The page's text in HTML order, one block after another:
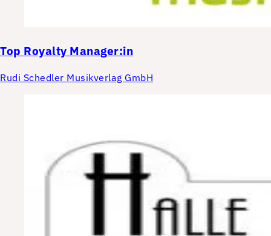
Top Royalty Manager:in
Rudi Schedler Musikverlag GmbH